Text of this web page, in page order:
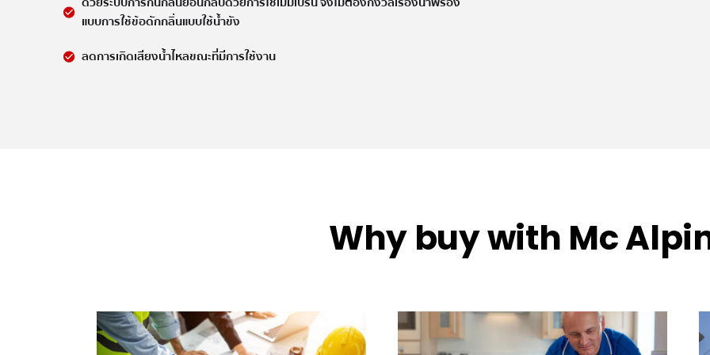
แบบการใช้ข้อดักกลิ่นแบบใช้น้ำขัง
ลดการเกิดเสียงน้ำไหลขณะที่มีการใช้งาน
Why buy with Mc